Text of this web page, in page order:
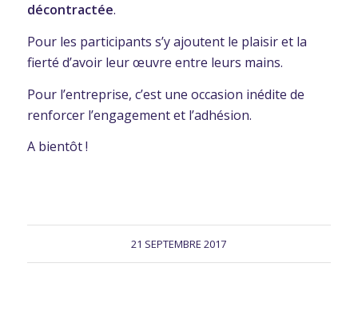
décontractée.
Pour les participants s’y ajoutent le plaisir et la
fierté d’avoir leur œuvre entre leurs mains.
Pour l’entreprise, c’est une occasion inédite de
renforcer l’engagement et l’adhésion.
A bientôt !
21 SEPTEMBRE 2017